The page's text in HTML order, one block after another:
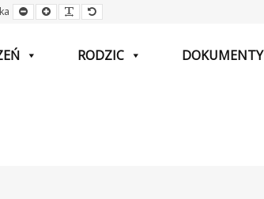
Mniejsza
czcionka
Większa
czcionka
Czytelna
czcionka
Domyślna
czcionka
RODZIC DOKUMENTY